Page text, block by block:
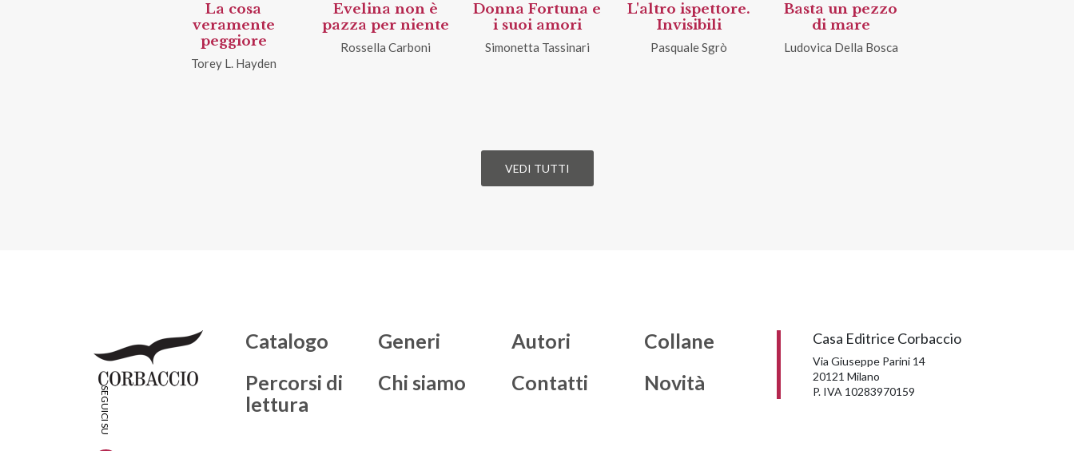
La cosa
veramente
peggiore
Torey L. Hayden
Evelina non è
pazza per niente
Rossella Carboni
Donna Fortuna e
i suoi amori
Simonetta Tassinari
L'altro ispettore.
Invisibili
Pasquale Sgrò
Basta un pezzo
di mare
Ludovica Della Bosca
VEDI TUTTI
Catalogo
Percorsi di
lettura
Generi
Chi siamo
Autori
Contatti
Collane
Novità
Casa Editrice Corbaccio
Via Giuseppe Parini 14
20121 Milano
P. IVA 10283970159